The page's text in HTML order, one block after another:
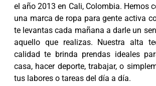
el año 2013 en Cali, Colombia. Hemos
una marca de ropa para gente activa
te levantas cada mañana a darle un
aquello que realizas. Nuestra alta
calidad te brinda prendas ideales
casa, hacer deporte, trabajar, o
tus labores o tareas del día a día.